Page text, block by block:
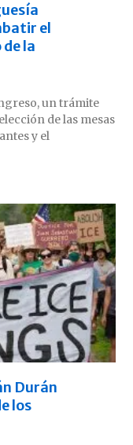
el
la
un trámite
de las mesas
y el
Durán
los